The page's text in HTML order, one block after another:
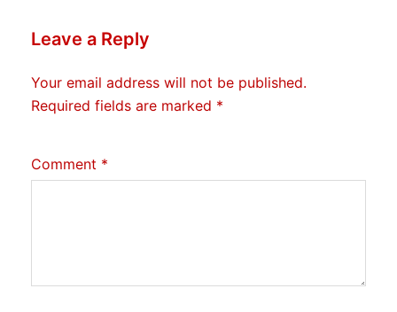
Leave a Reply
Your email address will not be published.
Required fields are marked *
Comment *